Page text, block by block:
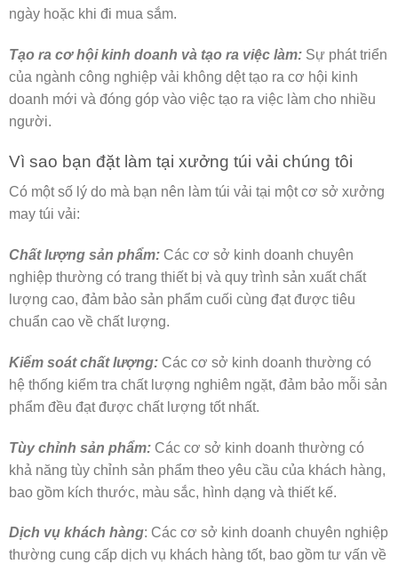
ngày hoặc khi đi mua sắm.
Tạo ra cơ hội kinh doanh và tạo ra việc làm: Sự phát triển
của ngành công nghiệp vải không dệt tạo ra cơ hội kinh
doanh mới và đóng góp vào việc tạo ra việc làm cho nhiều
người.
Vì sao bạn đặt làm tại xưởng túi vải chúng tôi
Có một số lý do mà bạn nên làm túi vải tại một cơ sở xưởng
may túi vải:
Chất lượng sản phẩm: Các cơ sở kinh doanh chuyên
nghiệp thường có trang thiết bị và quy trình sản xuất chất
lượng cao, đảm bảo sản phẩm cuối cùng đạt được tiêu
chuẩn cao về chất lượng.
Kiểm soát chất lượng: Các cơ sở kinh doanh thường có
hệ thống kiểm tra chất lượng nghiêm ngặt, đảm bảo mỗi sản
phẩm đều đạt được chất lượng tốt nhất.
Tùy chỉnh sản phẩm: Các cơ sở kinh doanh thường có
khả năng tùy chỉnh sản phẩm theo yêu cầu của khách hàng,
bao gồm kích thước, màu sắc, hình dạng và thiết kế.
Dịch vụ khách hàng: Các cơ sở kinh doanh chuyên nghiệp
thường cung cấp dịch vụ khách hàng tốt, bao gồm tư vấn về